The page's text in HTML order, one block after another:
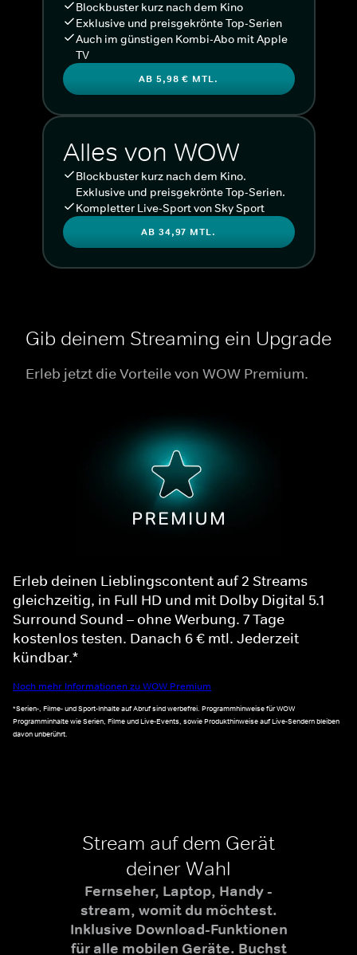
Blockbuster kurz nach dem Kino
Exklusive und preisgekrönte Top-Serien
Auch im günstigen Kombi-Abo mit Apple
TV
AB 5,98 € MTL.
Alles von WOW
Blockbuster kurz nach dem Kino.
Exklusive und preisgekrönte Top-Serien.
Kompletter Live-Sport von Sky Sport
AB 34,97 MTL.
Gib deinem Streaming ein Upgrade
Erleb jetzt die Vorteile von WOW Premium.
Erleb deinen Lieblingscontent auf 2 Streams
gleichzeitig, in Full HD und mit Dolby Digital 5.1
Surround Sound – ohne Werbung. 7 Tage
kostenlos testen. Danach 6 € mtl. Jederzeit
kündbar.*
Noch mehr Informationen zu WOW Premium
*Serien-, Filme- und Sport-Inhalte auf Abruf sind werbefrei. Programmhinweise für WOW
Programminhalte wie Serien, Filme und Live-Events, sowie Produkthinweise auf Live-Sendern bleiben
davon unberührt.
Stream auf dem Gerät
deiner Wahl
Fernseher, Laptop, Handy -
stream, womit du möchtest.
Inklusive Download-Funktionen
für alle mobilen Geräte. Buchst